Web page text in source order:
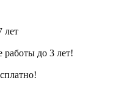
лет
до 3 лет!